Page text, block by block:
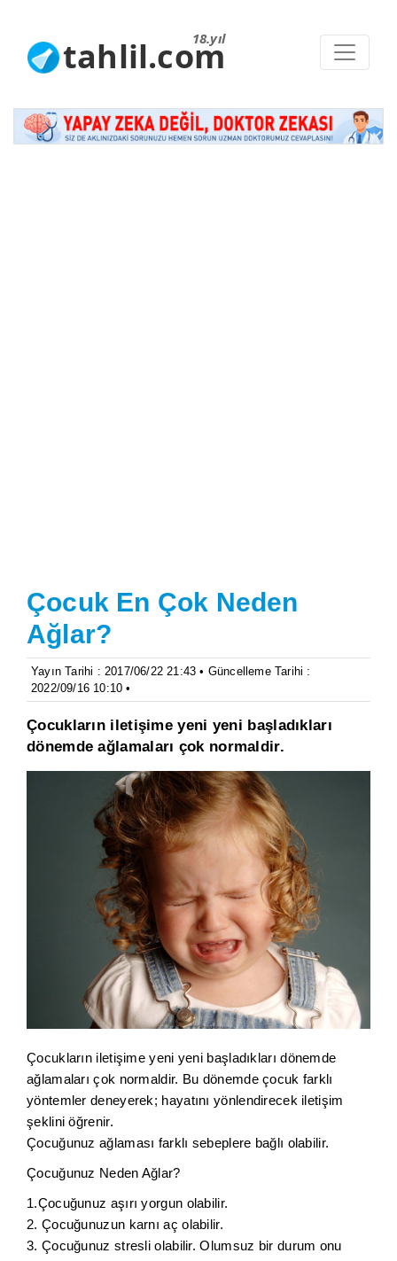
18.yıl
tahlil.com
Çocuk En Çok Neden
Ağlar?
Yayın Tarihi : 2017/06/22 21:43 • Güncelleme Tarihi :
2022/09/16 10:10 •
Çocukların iletişime yeni yeni başladıkları
dönemde ağlamaları çok normaldir.
Çocukların iletişime yeni yeni başladıkları dönemde
ağlamaları çok normaldir. Bu dönemde çocuk farklı
yöntemler deneyerek; hayatını yönlendirecek iletişim
şeklini öğrenir.
Çocuğunuz ağlaması farklı sebeplere bağlı olabilir.
Çocuğunuz Neden Ağlar?
1.Çocuğunuz aşırı yorgun olabilir.
2. Çocuğunuzun karnı aç olabilir.
3. Çocuğunuz stresli olabilir. Olumsuz bir durum onu